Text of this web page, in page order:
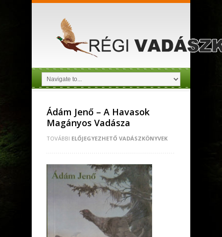
Ádám Jenő – A Havasok
Magányos Vadásza
TOVÁBBI ELŐJEGYEZHETŐ VADÁSZKÖNYVEK